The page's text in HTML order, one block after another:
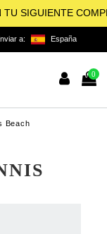
TU SIGUIENTE
a: España
0
Beach